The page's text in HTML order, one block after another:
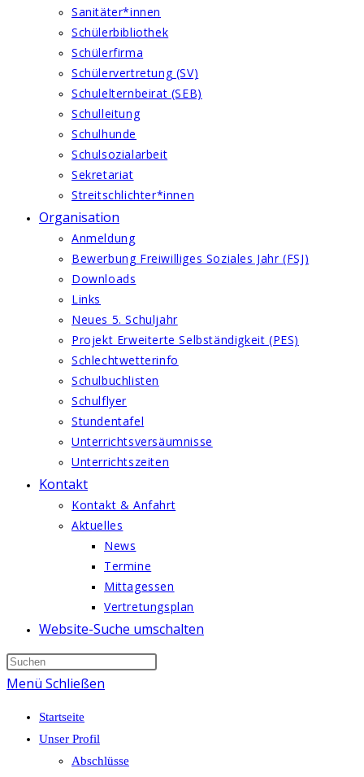
Sanitäter*innen
Schülerbibliothek
Schülerfirma
Schülervertretung (SV)
Schulelternbeirat (SEB)
Schulleitung
Schulhunde
Schulsozialarbeit
Sekretariat
Streitschlichter*innen
Organisation
Anmeldung
Bewerbung Freiwilliges Soziales Jahr (FSJ)
Downloads
Links
Neues 5. Schuljahr
Projekt Erweiterte Selbständigkeit (PES)
Schlechtwetterinfo
Schulbuchlisten
Schulflyer
Stundentafel
Unterrichtsversäumnisse
Unterrichtszeiten
Kontakt
Kontakt & Anfahrt
Aktuelles
News
Termine
Mittagessen
Vertretungsplan
Website-Suche umschalten
Menü Schließen
Startseite
Unser Profil
Abschlüsse